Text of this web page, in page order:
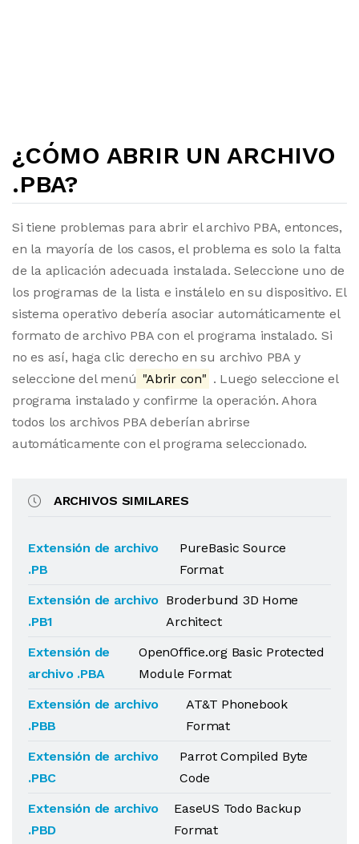
¿CÓMO ABRIR UN ARCHIVO
.PBA?
Si tiene problemas para abrir el archivo PBA, entonces,
en la mayoría de los casos, el problema es solo la falta
de la aplicación adecuada instalada. Seleccione uno de
los programas de la lista e instálelo en su dispositivo. El
sistema operativo debería asociar automáticamente el
formato de archivo PBA con el programa instalado. Si
no es así, haga clic derecho en su archivo PBA y
seleccione del menú "Abrir con" . Luego seleccione el
programa instalado y confirme la operación. Ahora
todos los archivos PBA deberían abrirse
automáticamente con el programa seleccionado.
ARCHIVOS SIMILARES
Extensión de archivo
.PB
PureBasic Source
Format
Extensión de archivo
.PB1
Broderbund 3D Home
Architect
Extensión de
archivo .PBA
OpenOffice.org Basic Protected
Module Format
Extensión de archivo
.PBB
AT&T Phonebook
Format
Extensión de archivo
.PBC
Parrot Compiled Byte
Code
Extensión de archivo
.PBD
EaseUS Todo Backup
Format